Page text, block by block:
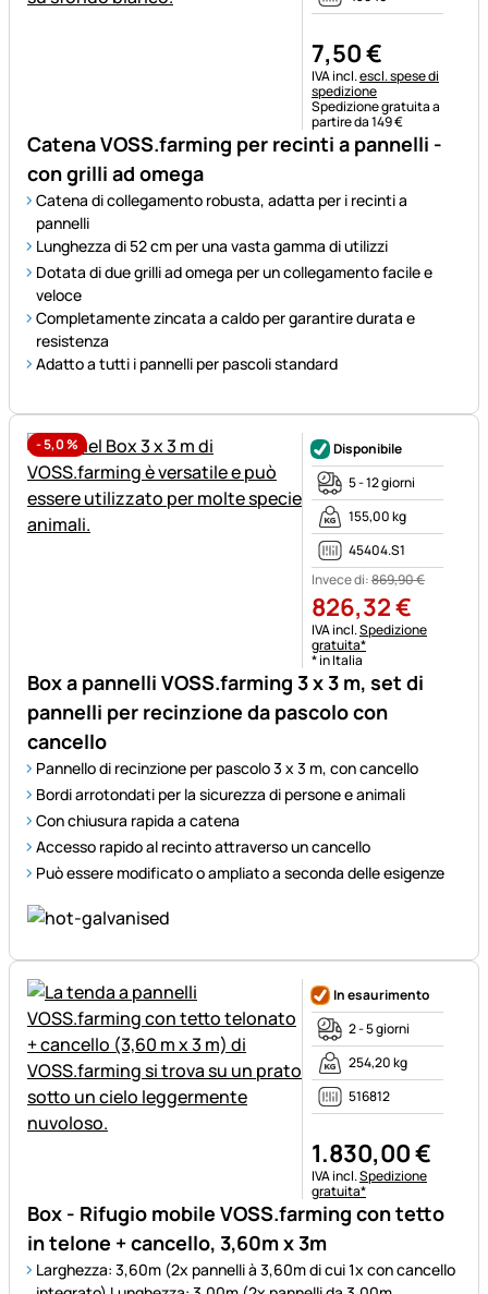
Catena VOSS.farming per recinti a pannelli -
con grilli ad omega
Catena di collegamento robusta, adatta per i recinti a
pannelli
Lunghezza di 52 cm per una vasta gamma di utilizzi
Dotata di due grilli ad omega per un collegamento facile e
veloce
Completamente zincata a caldo per garantire durata e
resistenza
Adatto a tutti i pannelli per pascoli standard
7,50€
Informazioni fiscali:
IVA incl.escl. spese di
spedizione
Spedizione gratuita a
partire da 149 €
-5,0%
Box a pannelli VOSS.farming 3 x 3 m, set di
pannelli per recinzione da pascolo con
cancello
Pannello di recinzione per pascolo 3 x 3 m, con cancello
Bordi arrotondati per la sicurezza di persone e animali
Con chiusura rapida a catena
Accesso rapido al recinto attraverso un cancello
Può essere modificato o ampliato a seconda delle esigenze
Disponibile
5 - 12 giorni
155,00 kg
45404.S1
Invece di:869,90€
826,32€
Informazioni fiscali:
IVA incl.Spedizione
gratuita*
* in Italia
Box - Rifugio mobile VOSS.farming con tetto
in telone + cancello, 3,60m x 3m
Larghezza: 3,60m (2x pannelli à 3,60m di cui 1x con cancello
In esaurimento
2 - 5 giorni
254,20 kg
516812
1.830,00€
Informazioni fiscali:
IVA incl.Spedizione
gratuita*